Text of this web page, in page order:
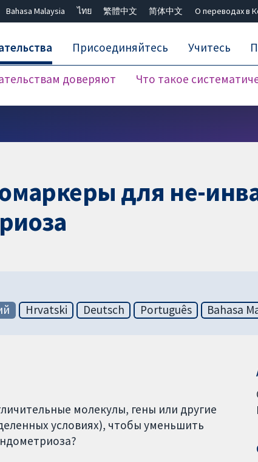
Bahasa Malaysia ไทย 繁體中文 简体中文 О переводах в
доверяют Что такое
Присоединяйтесь Учитесь
для не-
Hrvatski Deutsch Português Bahasa
молекулы, гены или другие
условиях), чтобы уменьшить